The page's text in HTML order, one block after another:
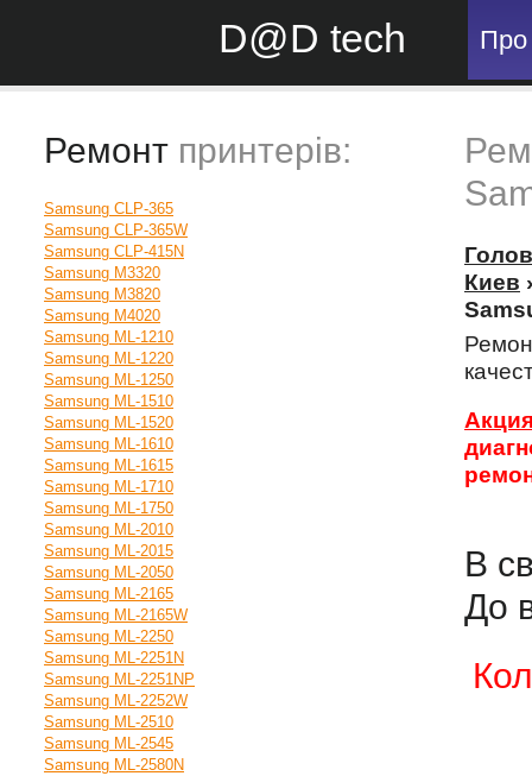
D@D tech Про
Ремонт принтерів:
Samsung CLP-365
Samsung CLP-365W
Samsung CLP-415N
Samsung M3320
Samsung M3820
Samsung M4020
Samsung ML-1210
Samsung ML-1220
Samsung ML-1250
Samsung ML-1510
Samsung ML-1520
Samsung ML-1610
Samsung ML-1615
Samsung ML-1710
Samsung ML-1750
Samsung ML-2010
Samsung ML-2015
Samsung ML-2050
Samsung ML-2165
Samsung ML-2165W
Samsung ML-2250
Samsung ML-2251N
Samsung ML-2251NP
Samsung ML-2252W
Samsung ML-2510
Samsung ML-2545
Samsung ML-2580N
Киев
В
До